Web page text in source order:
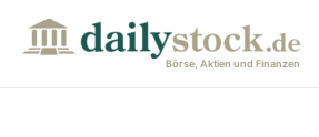
Börse, Aktien und Finanzen